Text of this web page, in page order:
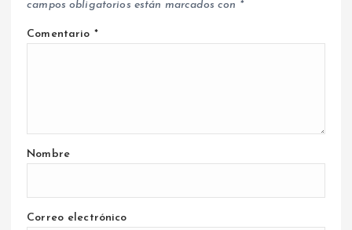
campos obligatorios están marcados con *
Comentario *
Nombre
Correo electrónico